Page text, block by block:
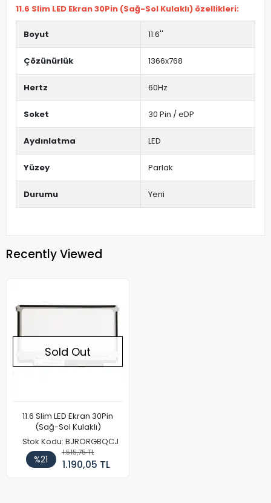
11.6 Slim LED Ekran 30Pin (Sağ-Sol Kulaklı) özellikleri:
Boyut 11.6''
Çözünürlük 1366x768
Hertz 60Hz
Soket 30 Pin / eDP
Aydınlatma LED
Yüzey Parlak
Durumu Yeni
Recently Viewed
Sold Out
11.6 Slim LED Ekran 30Pin
(Sağ-Sol Kulaklı)
Stok Kodu: BJRORGBQCJ
%21
1.515,75 TL
1.190,05 TL